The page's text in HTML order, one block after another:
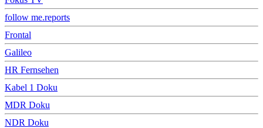
follow me.reports
Frontal
Galileo
HR Fernsehen
Kabel 1 Doku
MDR Doku
NDR Doku